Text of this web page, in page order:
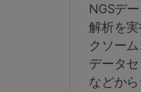
NGSデ
解析を
クソー
データ
などか